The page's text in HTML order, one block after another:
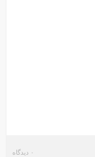
۰ دیدگاه